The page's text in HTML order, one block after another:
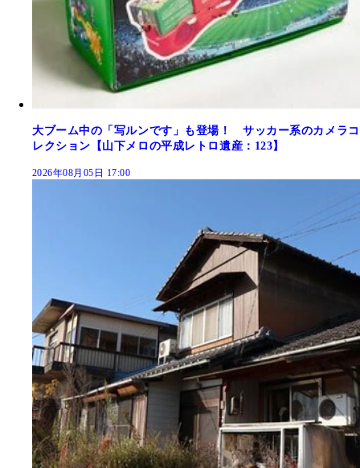
大ブーム中の「写ルンです」も登場！ サッカー系のカメラコ
レクション【山下メロの平成レトロ遺産：123】
2026年08月05日 17:00